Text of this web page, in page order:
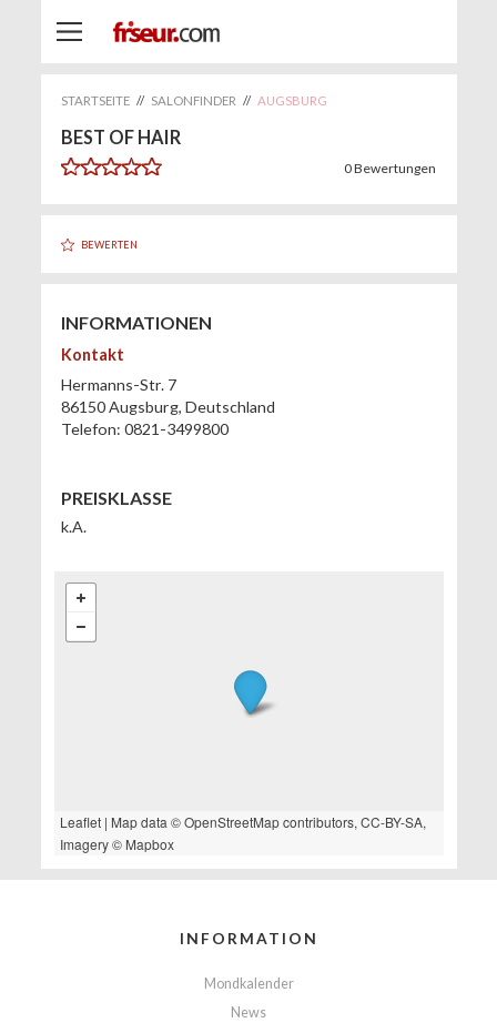
STARTSEITE // SALONFINDER // AUGSBURG
BEST OF HAIR
0Bewertungen
BEWERTEN
INFORMATIONEN
Kontakt
Hermanns-Str. 7
86150Augsburg, Deutschland
Telefon: 0821-3499800
PREISKLASSE
k.A.
Leaflet| Map data ©OpenStreetMapcontributors, CC-BY-SA,
Imagery © Mapbox
INFORMATION
Mondkalender
News